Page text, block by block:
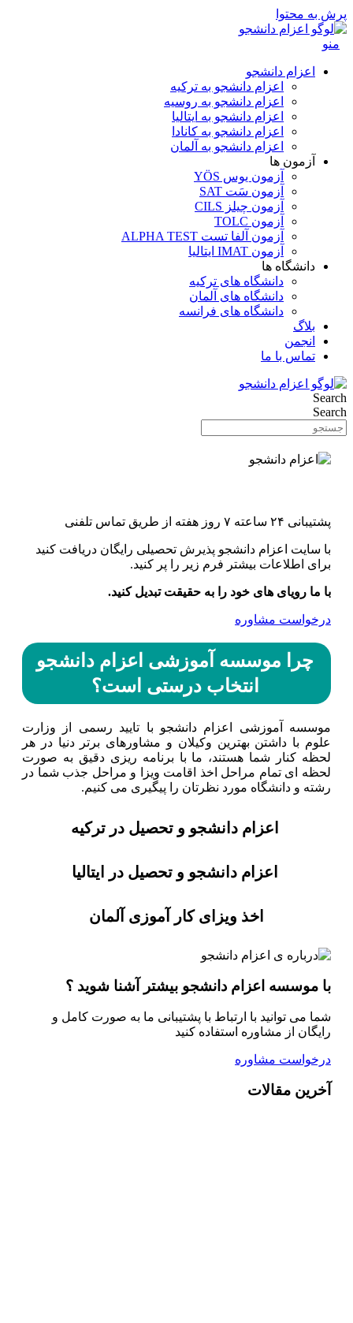
پرش به محتوا
منو
اعزام دانشجو
اعزام دانشجو به ترکیه
اعزام دانشجو به روسیه
اعزام دانشجو به ایتالیا
اعزام دانشجو به کانادا
اعزام دانشجو به آلمان
آزمون ها
آزمون یوس YÖS
آزمون سَت SAT
آزمون چیلز CILS‌
آزمون TOLC
آزمون آلفا تست ALPHA TEST
آزمون IMAT ایتالیا
دانشگاه ها
دانشگاه های ترکیه
دانشگاه های آلمان
دانشگاه های فرانسه
بلاگ
انجمن
تماس با ما
Search
Search
پشتیبانی ۲۴ ساعته ۷ روز هفته از طریق تماس تلفنی
با سایت اعزام دانشجو پذیرش تحصیلی رایگان دریافت کنید
برای اطلاعات بیشتر فرم زیر را پر کنید.
با ما رویای های خود را به حقیقت تبدیل کنید.
درخواست مشاوره
چرا موسسه آموزشی اعزام دانشجو
انتخاب درستی است؟
موسسه آموزشی اعزام دانشجو با تایید رسمی از وزارت
علوم با داشتن بهترین وکیلان و مشاورهای برتر دنیا در هر
لحظه کنار شما هستند، ما با برنامه ریزی دقیق به صورت
لحظه ای تمام مراحل اخذ اقامت ویزا و مراحل جذب شما در
رشته و دانشگاه مورد نظرتان را پیگیری می کنیم.
اعزام دانشجو و تحصیل در ترکیه
اعزام دانشجو و تحصیل در ایتالیا
اخذ ویزای کار آموزی آلمان
با موسسه اعزام دانشجو بیشتر آشنا شوید ؟
شما می توانید با ارتباط با پشتیبانی ما به صورت کامل و
رایگان از مشاوره استفاده کنید
درخواست مشاوره
آخرین مقالات